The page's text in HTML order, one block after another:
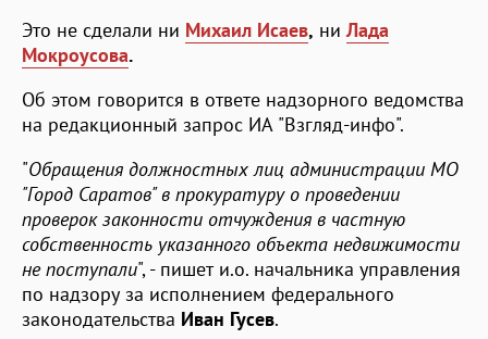
Это не сделали ни Михаил Исаев, ни Лада
Мокроусова.
Об этом говорится в ответе надзорного ведомства
на редакционный запрос ИА "Взгляд-инфо".
"Обращения должностных лиц администрации МО
"Город Саратов" в прокуратуру о проведении
проверок законности отчуждения в частную
собственность указанного объекта недвижимости
не поступали", - пишет и.о. начальника управления
по надзору за исполнением федерального
законодательства Иван Гусев.